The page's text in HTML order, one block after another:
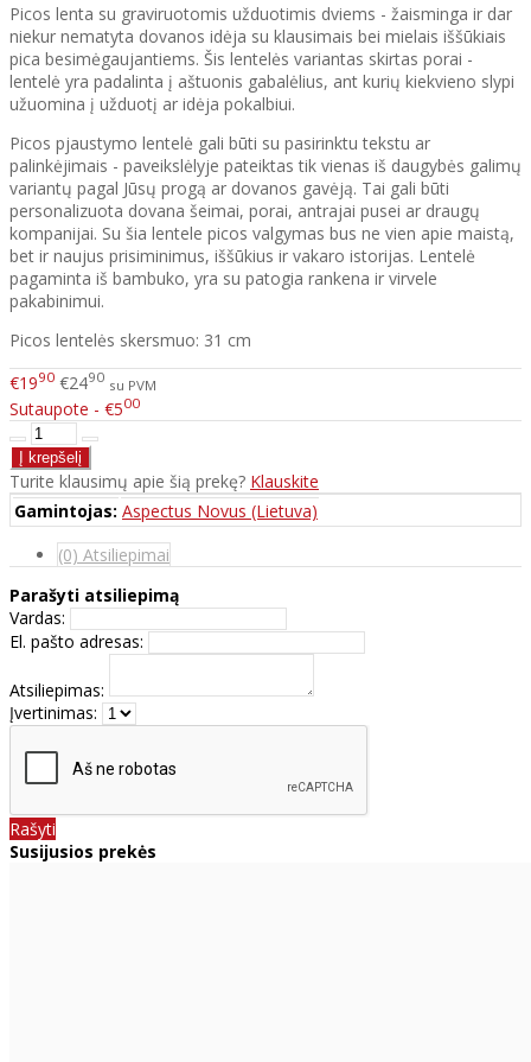
Picos lenta su graviruotomis užduotimis dviems - žaisminga ir dar
niekur nematyta dovanos idėja su klausimais bei mielais iššūkiais
pica besimėgaujantiems. Šis lentelės variantas skirtas porai -
lentelė yra padalinta į aštuonis gabalėlius, ant kurių kiekvieno slypi
užuomina į užduotį ar idėja pokalbiui.
Picos pjaustymo lentelė gali būti su pasirinktu tekstu ar
palinkėjimais - paveikslėlyje pateiktas tik vienas iš daugybės galimų
variantų pagal Jūsų progą ar dovanos gavėją. Tai gali būti
personalizuota dovana šeimai, porai, antrajai pusei ar draugų
kompanijai. Su šia lentele picos valgymas bus ne vien apie maistą,
bet ir naujus prisiminimus, iššūkius ir vakaro istorijas. Lentelė
pagaminta iš bambuko, yra su patogia rankena ir virvele
pakabinimui.
Picos lentelės skersmuo: 31 cm
€1990 €2490 su PVM
Sutaupote - €500
Turite klausimų apie šią prekę? Klauskite
Gamintojas: Aspectus Novus (Lietuva)
(0) Atsiliepimai
Parašyti atsiliepimą
Vardas:
El. pašto adresas:
Atsiliepimas:
Įvertinimas:
Rašyti
Susijusios prekės